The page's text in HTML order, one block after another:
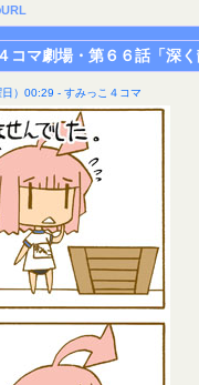
コマ劇場・第６６話「深く
）00:29 - すみっこ４コマ